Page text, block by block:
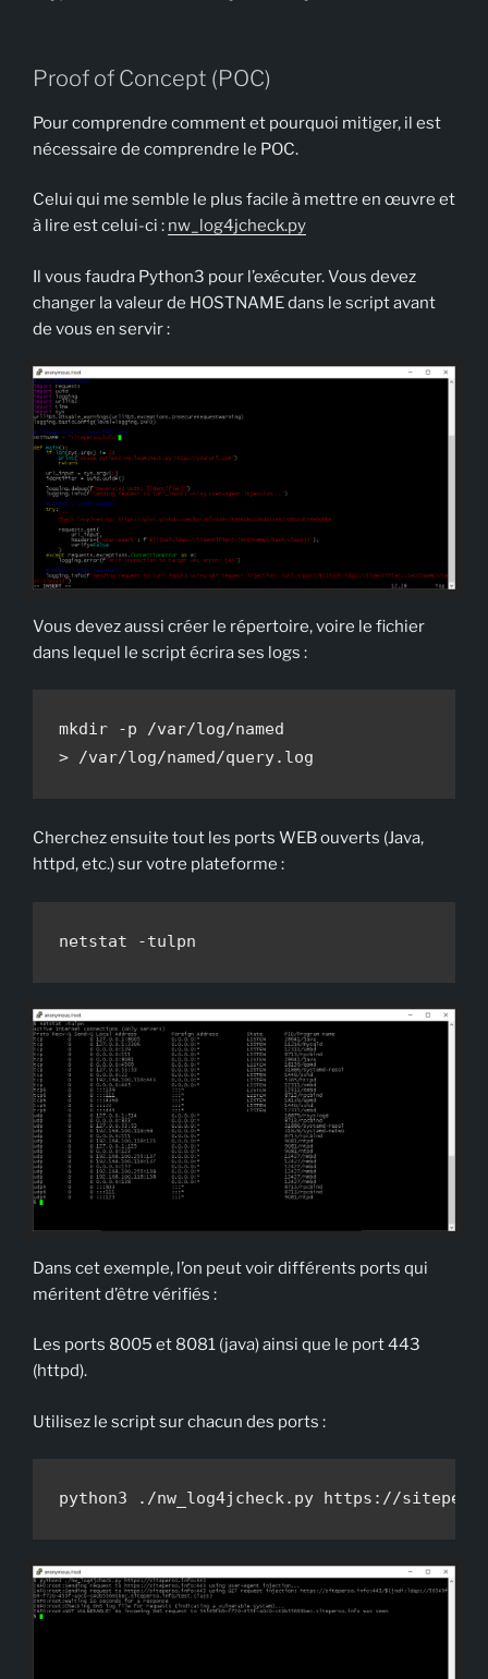
Proof of Concept (POC)
Pour comprendre comment et pourquoi mitiger, il est
nécessaire de comprendre le POC.
Celui qui me semble le plus facile à mettre en œuvre et
à lire est celui-ci : nw_log4jcheck.py
Il vous faudra Python3 pour l’exécuter. Vous devez
changer la valeur de HOSTNAME dans le script avant
de vous en servir :
Vous devez aussi créer le répertoire, voire le fichier
dans lequel le script écrira ses logs :
mkdir -p /var/log/named
> /var/log/named/query.log
Cherchez ensuite tout les ports WEB ouverts (Java,
httpd, etc.) sur votre plateforme :
netstat -tulpn
Dans cet exemple, l’on peut voir différents ports qui
méritent d’être vérifiés :
Les ports 8005 et 8081 (java) ainsi que le port 443
(httpd).
Utilisez le script sur chacun des ports :
python3 ./nw_log4jcheck.py https://